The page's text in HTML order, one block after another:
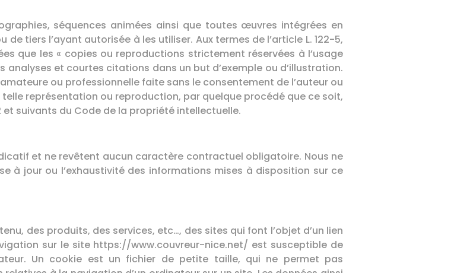
séquences animées ainsi que toutes œuvres intégrées en
tiers l’ayant autorisée à les utiliser. Aux termes de l’article L. 122-5,
que les « copies ou reproductions strictement réservées à l’usage
et courtes citations dans un but d’exemple ou d’illustration.
ou professionnelle faite sans le consentement de l’auteur ou
représentation ou reproduction, par quelque procédé que ce soit,
suivants du Code de la propriété intellectuelle.
et ne revêtent aucun caractère contractuel obligatoire. Nous ne
à jour ou l’exhaustivité des informations mises à disposition sur ce
des produits, des services, etc…, des sites qui font l’objet d’un lien
sur le site https://www.couvreur-nice.net/ est susceptible de
Un cookie est un fichier de petite taille, qui ne permet pas